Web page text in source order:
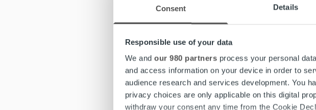
Consent Details
Responsible use of your data
We and our 980 partners process your personal
and access information on your device in order to
audience research and services development. You
privacy choices are only applicable on this digital
withdraw your consent any time from the Cookie
voimassa 1.10.2021 – 30.4.2022.
Tavoitteena on auttaa
taloudellisen tilanteensa
luottotietorekisteriin.